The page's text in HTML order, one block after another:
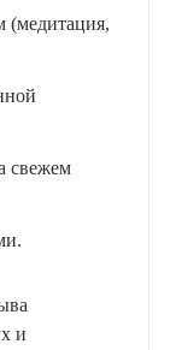
(медитация,
свежем
и